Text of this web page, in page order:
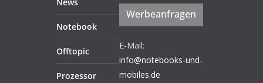
Notebook
Offtopic
Prozessor
Werbeanfragen
E-Mail:
info@notebooks-und-
mobiles.de